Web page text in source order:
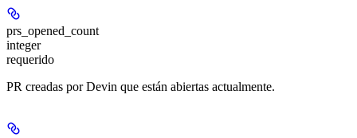
prs_opened_count
integer
requerido
PR creadas por Devin que están abiertas actualmente.